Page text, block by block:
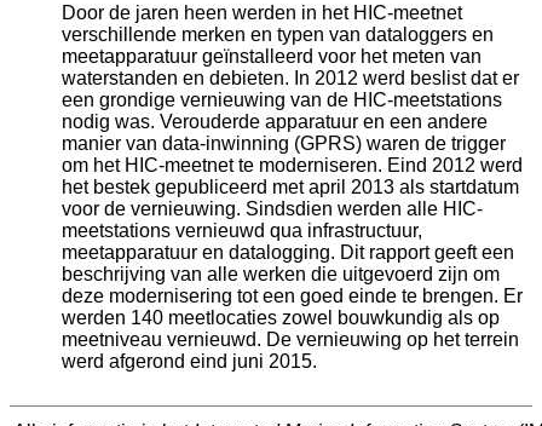
Door de jaren heen werden in het HIC-meetnet
verschillende merken en typen van dataloggers en
meetapparatuur geïnstalleerd voor het meten van
waterstanden en debieten. In 2012 werd beslist dat er
een grondige vernieuwing van de HIC-meetstations
nodig was. Verouderde apparatuur en een andere
manier van data-inwinning (GPRS) waren de trigger
om het HIC-meetnet te moderniseren. Eind 2012 werd
het bestek gepubliceerd met april 2013 als startdatum
voor de vernieuwing. Sindsdien werden alle HIC-
meetstations vernieuwd qua infrastructuur,
meetapparatuur en datalogging. Dit rapport geeft een
beschrijving van alle werken die uitgevoerd zijn om
deze modernisering tot een goed einde te brengen. Er
werden 140 meetlocaties zowel bouwkundig als op
meetniveau vernieuwd. De vernieuwing op het terrein
werd afgerond eind juni 2015.